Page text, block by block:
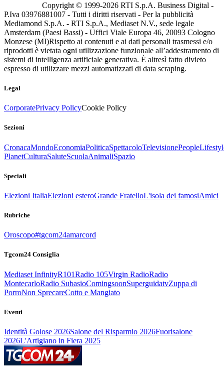
Copyright © 1999-2026 RTI S.p.A. Business Digital -
P.Iva 03976881007 - Tutti i diritti riservati - Per la pubblicità
Mediamond S.p.A. - RTI S.p.A., Mediaset N.V., sede legale
Amsterdam (Paesi Bassi) - Uffici Viale Europa 46, 20093 Cologno
Monzese (MI)Rispetto ai contenuti e ai dati personali trasmessi e/o
riprodotti è vietata ogni utilizzazione funzionale all’addestramento di
sistemi di intelligenza artificiale generativa. È altresì fatto divieto
espresso di utilizzare mezzi automatizzati di data scraping.
Legal
CorporatePrivacy PolicyCookie Policy
Sezioni
CronacaMondoEconomiaPoliticaSpettacoloTelevisionePeople
PlanetCulturaSaluteScuolaAnimaliSpazio
Speciali
Elezioni ItaliaElezioni esteroGrande FratelloL'isola dei famosiAmici
Rubriche
Oroscopo#tgcom24amarcord
Tgcom24 Consiglia
Mediaset InfinityR101Radio 105Virgin RadioRadio
MontecarloRadio SubasioComingsoonSuperguidatvZuppa di
PorroNon SprecareCotto e Mangiato
Eventi
Identità Golose 2026Salone del Risparmio 2026Fuorisalone
2026L'Artigiano in Fiera 2025